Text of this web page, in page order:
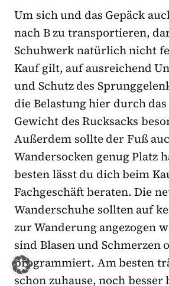
Um sich und das Gepäck
nach B zu transportieren,
Schuhwerk natürlich nicht
Kauf gilt, auf ausreichend
und Schutz des
die Belastung hier durch
Gewicht des Rucksacks
Außerdem sollte der Fuß
Wandersocken genug Platz
besten lässt du dich beim
Fachgeschäft beraten. Die
Wanderschuhe sollten auf
zur Wanderung angezogen
sind Blasen und Schmerzen
programmiert. Am besten
schon zuhause, noch besser